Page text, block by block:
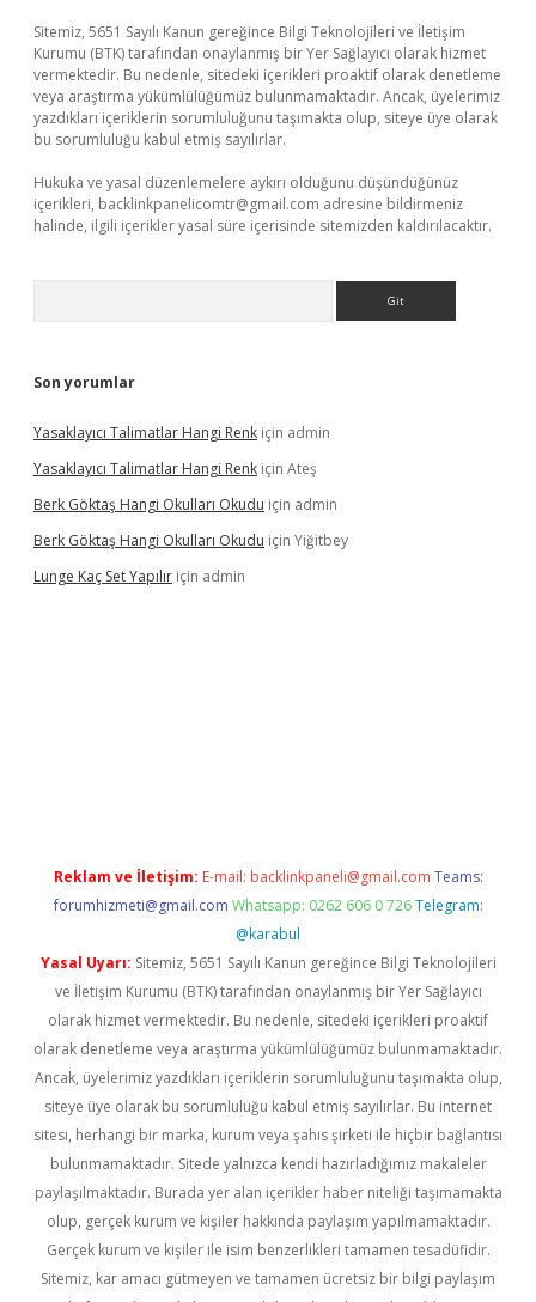
Sitemiz, 5651 Sayılı Kanun gereğince Bilgi Teknolojileri ve İletişim
Kurumu (BTK) tarafından onaylanmış bir Yer Sağlayıcı olarak hizmet
vermektedir. Bu nedenle, sitedeki içerikleri proaktif olarak denetleme
veya araştırma yükümlülüğümüz bulunmamaktadır. Ancak, üyelerimiz
yazdıkları içeriklerin sorumluluğunu taşımakta olup, siteye üye olarak
bu sorumluluğu kabul etmiş sayılırlar.
Hukuka ve yasal düzenlemelere aykırı olduğunu düşündüğünüz
içerikleri, backlinkpanelicomtr@gmail.com adresine bildirmeniz
halinde, ilgili içerikler yasal süre içerisinde sitemizden kaldırılacaktır.
Son yorumlar
Yasaklayıcı Talimatlar Hangi Renk için admin
Yasaklayıcı Talimatlar Hangi Renk için Ateş
Berk Göktaş Hangi Okulları Okudu için admin
Berk Göktaş Hangi Okulları Okudu için Yiğitbey
Lunge Kaç Set Yapılır için admin
Reklam ve İletişim: E-mail: backlinkpaneli@gmail.com Teams:
forumhizmeti@gmail.com Whatsapp: 0262 606 0 726 Telegram:
@karabul
Yasal Uyarı: Sitemiz, 5651 Sayılı Kanun gereğince Bilgi Teknolojileri
ve İletişim Kurumu (BTK) tarafından onaylanmış bir Yer Sağlayıcı
olarak hizmet vermektedir. Bu nedenle, sitedeki içerikleri proaktif
olarak denetleme veya araştırma yükümlülüğümüz bulunmamaktadır.
Ancak, üyelerimiz yazdıkları içeriklerin sorumluluğunu taşımakta olup,
siteye üye olarak bu sorumluluğu kabul etmiş sayılırlar. Bu internet
sitesi, herhangi bir marka, kurum veya şahıs şirketi ile hiçbir bağlantısı
bulunmamaktadır. Sitede yalnızca kendi hazırladığımız makaleler
paylaşılmaktadır. Burada yer alan içerikler haber niteliği taşımamakta
olup, gerçek kurum ve kişiler hakkında paylaşım yapılmamaktadır.
Gerçek kurum ve kişiler ile isim benzerlikleri tamamen tesadüfidir.
Sitemiz, kar amacı gütmeyen ve tamamen ücretsiz bir bilgi paylaşım